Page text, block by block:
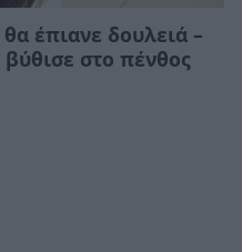
έπιανε δουλειά –
στο πένθος